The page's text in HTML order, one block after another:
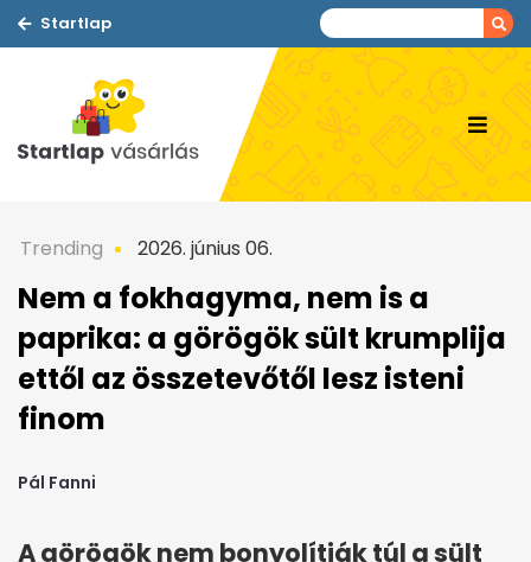
Startlap
Trending 2026. június 06.
Nem a fokhagyma, nem is a
paprika: a görögök sült krumplija
ettől az összetevőtől lesz isteni
finom
Pál Fanni
A görögök nem bonyolítják túl a sült